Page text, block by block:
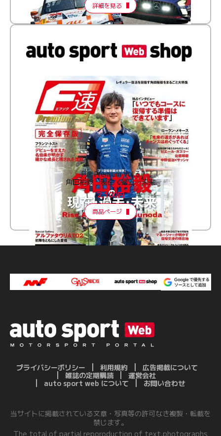
詳細を見る
F速 Premium Vol.3
角田裕毅 現在・過去・未来
2,100円
商品ページ
プライバシーポリシー 利用規約
広告掲載について
雑誌の定期購読
運営会社
auto sport web について
お問い合わせ
当サイトに掲載されている文章・写真等の許可なき複製・転載を
禁じます。
The total of partial reporoduction of text,photographs